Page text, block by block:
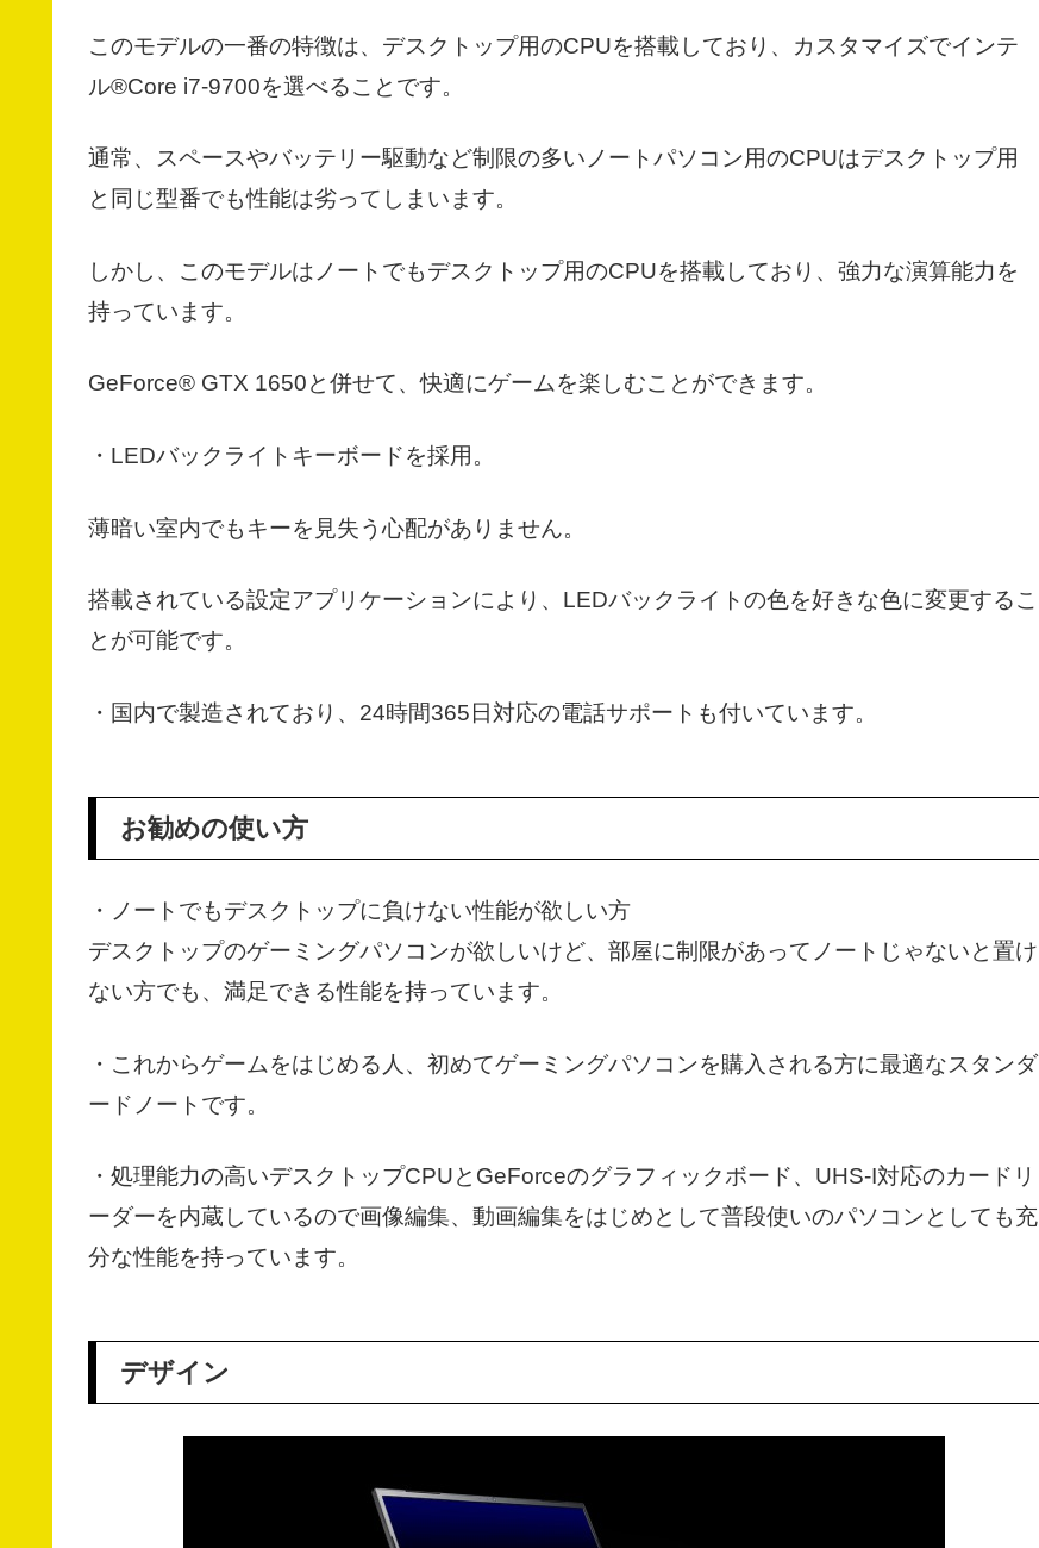
このモデルの一番の特徴は、デスクトップ用のCPUを搭載しており、カスタマイズでインテ
ル®Core i7-9700を選べることです。
通常、スペースやバッテリー駆動など制限の多いノートパソコン用のCPUはデスクトップ用
と同じ型番でも性能は劣ってしまいます。
しかし、このモデルはノートでもデスクトップ用のCPUを搭載しており、強力な演算能力を
持っています。
GeForce® GTX 1650と併せて、快適にゲームを楽しむことができます。
・LEDバックライトキーボードを採用。
薄暗い室内でもキーを見失う心配がありません。
搭載されている設定アプリケーションにより、LEDバックライトの色を好きな色に変更するこ
とが可能です。
・国内で製造されており、24時間365日対応の電話サポートも付いています。
お勧めの使い方
・ノートでもデスクトップに負けない性能が欲しい方
デスクトップのゲーミングパソコンが欲しいけど、部屋に制限があってノートじゃないと置け
ない方でも、満足できる性能を持っています。
・これからゲームをはじめる人、初めてゲーミングパソコンを購入される方に最適なスタンダ
ードノートです。
・処理能力の高いデスクトップCPUとGeForceのグラフィックボード、UHS-I対応のカードリ
ーダーを内蔵しているので画像編集、動画編集をはじめとして普段使いのパソコンとしても充
分な性能を持っています。
デザイン